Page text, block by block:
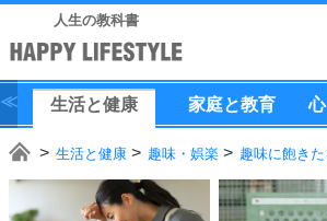
人生の教科書
生活と健康 家庭と教育 心
生活と健康 趣味・娯楽 趣味に飽き